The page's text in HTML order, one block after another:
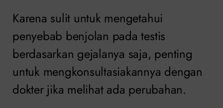
Karena sulit untuk mengetahui
penyebab benjolan pada testis
berdasarkan gejalanya saja, penting
untuk mengkonsultasiakannya dengan
dokter jika melihat ada perubahan.